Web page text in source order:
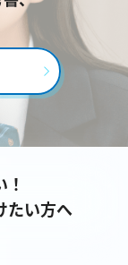
たい方へ